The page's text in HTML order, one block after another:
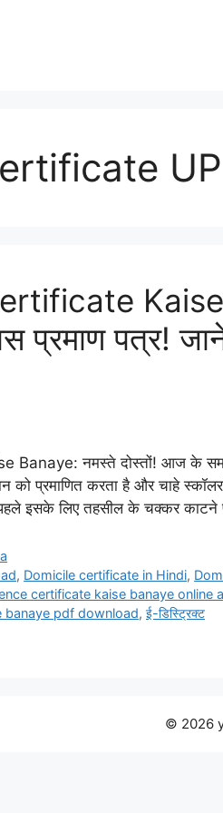
UP
प्रमाण पत्र!
नमस्ते दोस्तों! आज के समय
प्रमाणित करता है और चाहे
इसके लिए तहसील के चक्कर
, Domicile certificate in Hindi,
certificate kaise banaye online
banaye pdf download, ई-डिस्ट्रिक्ट
© 2026